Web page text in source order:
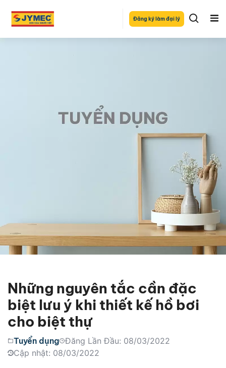
Đăng ký làm đại lý
Những nguyên tắc cần đặc
biệt lưu ý khi thiết kế hồ bơi
cho biệt thự
Tuyển dụng Đăng Lần Đầu: 08/03/2022
Cập nhật: 08/03/2022